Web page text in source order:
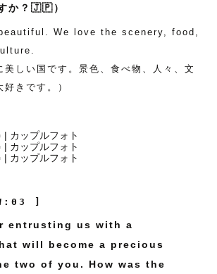
か？🇯🇵）
We love the scenery, food,
美しい国です。景色、食べ物、人々、文
きです。）
]
entrusting us with a
will become a precious
two of you. How was the